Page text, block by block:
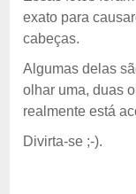
exato para
cabeças.
Algumas delas
olhar uma, duas
realmente está
Divirta-se ;-).